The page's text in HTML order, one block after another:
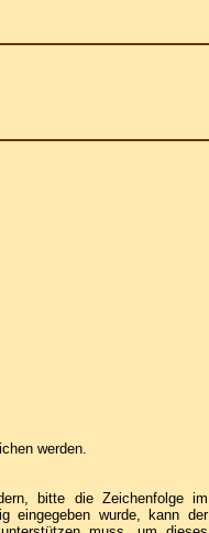
werden.
bitte die Zeichenfolge im
eingegeben wurde, kann der